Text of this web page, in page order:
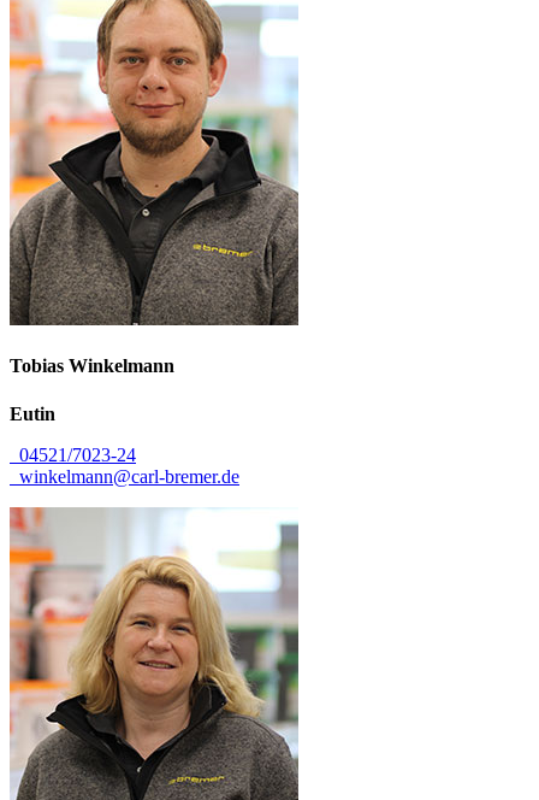
Tobias Winkelmann
Eutin
04521/7023-24
winkelmann@carl-bremer.de